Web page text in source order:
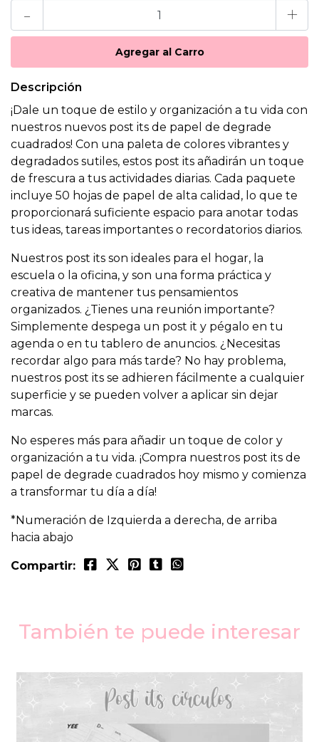
- +
Descripción
¡Dale un toque de estilo y organización a tu vida con
nuestros nuevos post its de papel de degrade
cuadrados! Con una paleta de colores vibrantes y
degradados sutiles, estos post its añadirán un toque
de frescura a tus actividades diarias. Cada paquete
incluye 50 hojas de papel de alta calidad, lo que te
proporcionará suficiente espacio para anotar todas
tus ideas, tareas importantes o recordatorios diarios.
Nuestros post its son ideales para el hogar, la
escuela o la oficina, y son una forma práctica y
creativa de mantener tus pensamientos
organizados. ¿Tienes una reunión importante?
Simplemente despega un post it y pégalo en tu
agenda o en tu tablero de anuncios. ¿Necesitas
recordar algo para más tarde? No hay problema,
nuestros post its se adhieren fácilmente a cualquier
superficie y se pueden volver a aplicar sin dejar
marcas.
No esperes más para añadir un toque de color y
organización a tu vida. ¡Compra nuestros post its de
papel de degrade cuadrados hoy mismo y comienza
a transformar tu día a día!
*Numeración de Izquierda a derecha, de arriba
hacia abajo
Compartir:
También te puede interesar